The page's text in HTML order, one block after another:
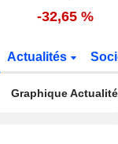
-32,65 %
Actualités
Graphique